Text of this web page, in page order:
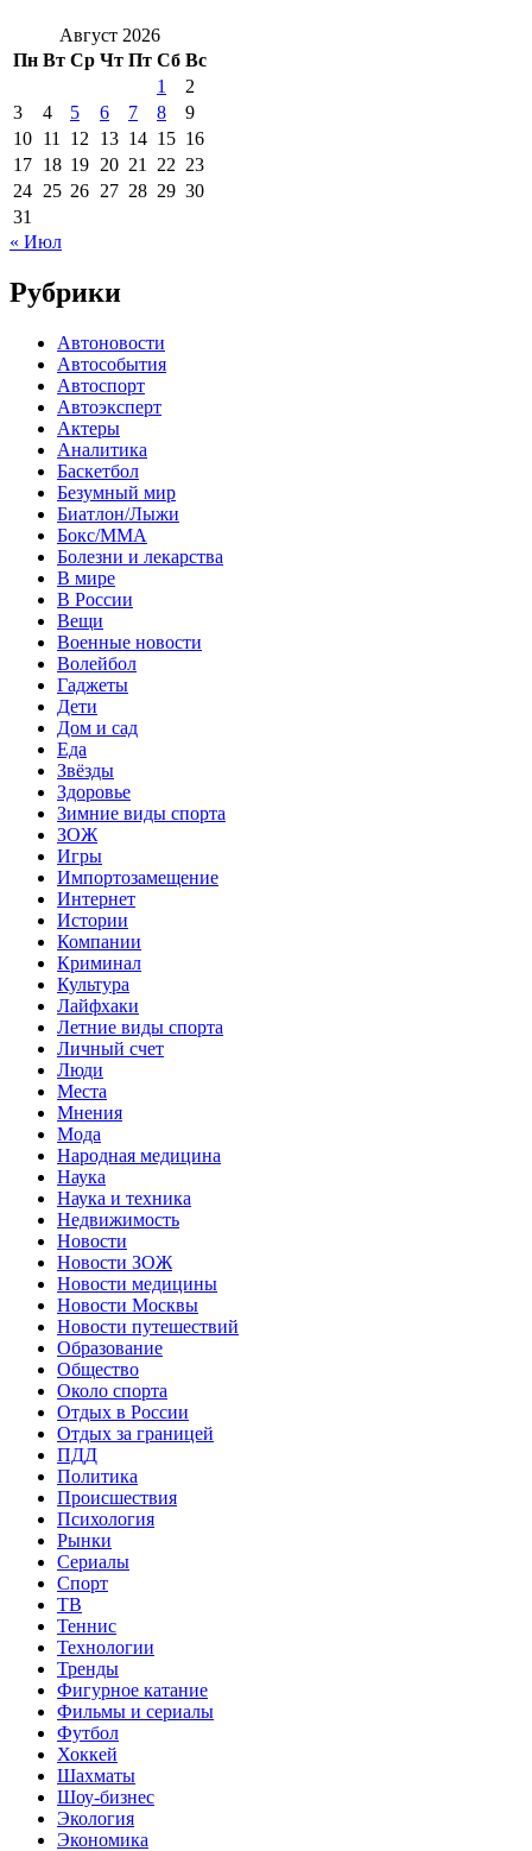
Август 2026
Пн Вт Ср Чт Пт Сб Вс
1
2
3
4 5 6 7 8
9
10 11 12 13 14 15 16
17 18 19 20 21 22 23
24 25 26 27 28 29 30
31
« Июл
Рубрики
Автоновости
Автособытия
Автоспорт
Автоэксперт
Актеры
Аналитика
Баскетбол
Безумный мир
Биатлон/Лыжи
Бокс/MMA
Болезни и лекарства
В мире
В России
Вещи
Военные новости
Волейбол
Гаджеты
Дети
Дом и сад
Еда
Звёзды
Здоровье
Зимние виды спорта
ЗОЖ
Игры
Импортозамещение
Интернет
Истории
Компании
Криминал
Культура
Лайфхаки
Летние виды спорта
Личный счет
Люди
Места
Мнения
Мода
Народная медицина
Наука
Наука и техника
Недвижимость
Новости
Новости ЗОЖ
Новости медицины
Новости Москвы
Новости путешествий
Образование
Общество
Около спорта
Отдых в России
Отдых за границей
ПДД
Политика
Происшествия
Психология
Рынки
Сериалы
Спорт
ТВ
Теннис
Технологии
Тренды
Фигурное катание
Фильмы и сериалы
Футбол
Хоккей
Шахматы
Шоу-бизнес
Экология
Экономика